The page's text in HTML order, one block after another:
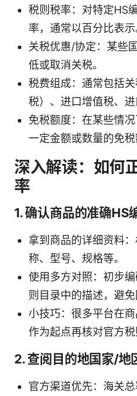
税则税率：对特定HS
率，通常以百分比表示
关税优惠/协定：某些
低或取消关税。
税费组成：通常包括
税）、进口增值税、进
免税额度：在某些情
一定金额或数量的免税
深入解读：如何
率
1. 确认商品的准确HS
拿到商品的详细资料
称、型号、规格等。
使用多方对照：初步
则目录中的描述，避免
小技巧：很多平台在商
作为起点再核对官方税
2. 查阅目的地国家/地
官方渠道优先：海关